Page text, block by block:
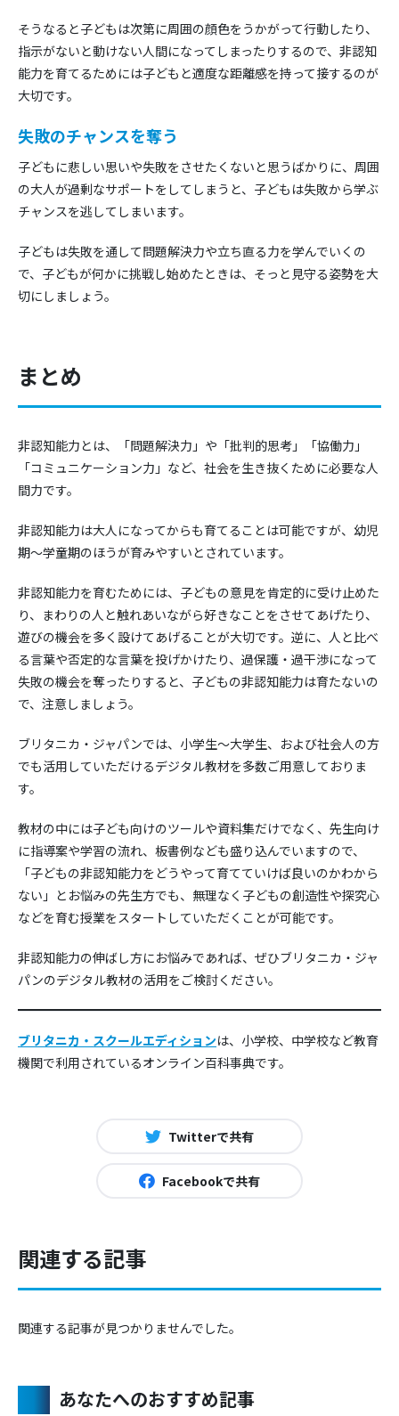
そうなると子どもは次第に周囲の顔色をうかがって行動したり、
指示がないと動けない人間になってしまったりするので、非認知
能力を育てるためには子どもと適度な距離感を持って接するのが
大切です。
失敗のチャンスを奪う
子どもに悲しい思いや失敗をさせたくないと思うばかりに、周囲
の大人が過剰なサポートをしてしまうと、子どもは失敗から学ぶ
チャンスを逃してしまいます。
子どもは失敗を通して問題解決力や立ち直る力を学んでいくの
で、子どもが何かに挑戦し始めたときは、そっと見守る姿勢を大
切にしましょう。
まとめ
非認知能力とは、「問題解決力」や「批判的思考」「協働力」
「コミュニケーション力」など、社会を生き抜くために必要な人
間力です。
非認知能力は大人になってからも育てることは可能ですが、幼児
期～学童期のほうが育みやすいとされています。
非認知能力を育むためには、子どもの意見を肯定的に受け止めた
り、まわりの人と触れあいながら好きなことをさせてあげたり、
遊びの機会を多く設けてあげることが大切です。逆に、人と比べ
る言葉や否定的な言葉を投げかけたり、過保護・過干渉になって
失敗の機会を奪ったりすると、子どもの非認知能力は育たないの
で、注意しましょう。
ブリタニカ・ジャパンでは、小学生～大学生、および社会人の方
でも活用していただけるデジタル教材を多数ご用意しておりま
す。
教材の中には子ども向けのツールや資料集だけでなく、先生向け
に指導案や学習の流れ、板書例なども盛り込んでいますので、
「子どもの非認知能力をどうやって育てていけば良いのかわから
ない」とお悩みの先生方でも、無理なく子どもの創造性や探究心
などを育む授業をスタートしていただくことが可能です。
非認知能力の伸ばし方にお悩みであれば、ぜひブリタニカ・ジャ
パンのデジタル教材の活用をご検討ください。
ブリタニカ・スクールエディションは、小学校、中学校など教育
機関で利用されているオンライン百科事典です。
Twitterで共有
Facebookで共有
関連する記事
関連する記事が見つかりませんでした。
あなたへのおすすめ記事